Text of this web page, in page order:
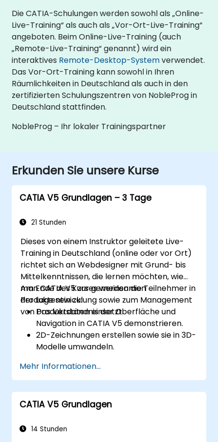
Die CATIA-Schulungen werden sowohl als „Online-
Live-Training“ als auch als „Vor-Ort-Live-Training“
angeboten. Beim Online-Live-Training (auch
„Remote-Live-Training“ genannt) wird ein
interaktives Remote-Desktop-Systemverwendet.
Das Vor-Ort-Training kann sowohl in Ihren
Räumlichkeiten in Deutschland als auch in den
zertifizierten Schulungszentren von NobleProg in
Deutschland stattfinden.
NobleProg – Ihr lokaler Trainingspartner
Erkunden Sie unsere Kurse
CATIA V5 Grundlagen – 3 Tage
21 Stunden
Dieses von einem Instruktor geleitete Live-
Training in Deutschland (online oder vor Ort)
richtet sich an Webdesigner mit Grund- bis
Mittelkenntnissen, die lernen möchten, wie
man CATIA V5 zur gemeinsamen
Produktentwicklung sowie zum Management
von Produktdaten einsetzt.
Am Ende des Kurses werden die Teilnehmer in
der Lage sein zu:
Das Verständnis der Oberfläche und
Navigation in CATIA V5 demonstrieren.
2D-Zeichnungen erstellen sowie sie in 3D-
Modelle umwandeln.
Komponenten zu kombinieren.
Mehr Informationen...
CATIA V5 Grundlagen
14 Stunden